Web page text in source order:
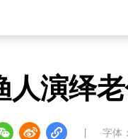
人演绎
字体